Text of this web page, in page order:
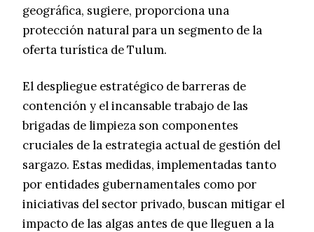
geográfica, sugiere, proporciona una
protección natural para un segmento de la
oferta turística de Tulum.
El despliegue estratégico de barreras de
contención y el incansable trabajo de las
brigadas de limpieza son componentes
cruciales de la estrategia actual de gestión del
sargazo. Estas medidas, implementadas tanto
por entidades gubernamentales como por
iniciativas del sector privado, buscan mitigar el
impacto de las algas antes de que lleguen a la